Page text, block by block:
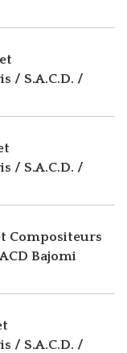
/ S.A.C.D. /
/ S.A.C.D. /
Compositeurs
Bajomi
/ S.A.C.D. /